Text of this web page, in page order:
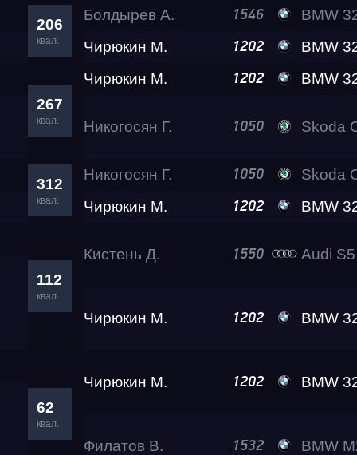
206
квал.
Болдырев А. 1546
BMW 320 iX
Чирюкин М.
1202 BMW
267
квал.
Чирюкин М. 1202 BMW
Никогосян Г. 1050 Skoda
312
квал.
Никогосян Г. 1050
Skoda
Чирюкин М.
1202 BMW
112
квал.
Кистень Д. 1550 Audi
Чирюкин М. 1202 BMW
62
квал.
Чирюкин М. 1202 BMW
Филатов В. 1532 BMW